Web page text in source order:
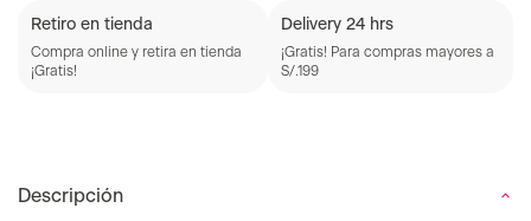
Retiro en tienda
Compra online y retira en tienda
¡Gratis!
Delivery 24 hrs
¡Gratis! Para compras mayores a
S/.199
Descripción